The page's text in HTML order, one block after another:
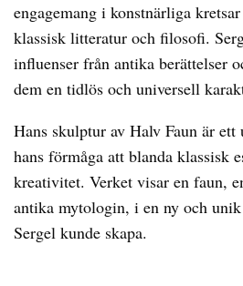
engagemang i konstnärliga
klassisk litteratur och filosofi.
influenser från antika berättelser
dem en tidlös och universell
Hans skulptur av Halv Faun är ett
hans förmåga att blanda klassisk
kreativitet. Verket visar en faun,
antika mytologin, i en ny och
Sergel kunde skapa.